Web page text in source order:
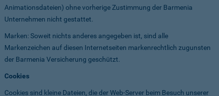
Animationsdateien) ohne vorherige Zustimmung der Barmenia
Unternehmen nicht gestattet.
Marken: Soweit nichts anderes angegeben ist, sind alle
Markenzeichen auf diesen Internetseiten markenrechtlich zugunsten
der Barmenia Versicherung geschützt.
Cookies
Cookies sind kleine Dateien, die der Web-Server beim Besuch unserer